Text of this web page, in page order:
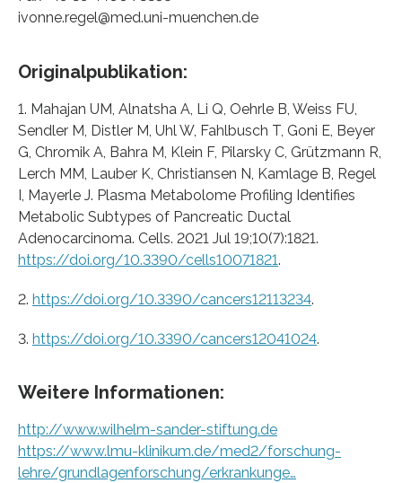
ivonne.regel@med.uni-muenchen.de
Originalpublikation:
1. Mahajan UM, Alnatsha A, Li Q, Oehrle B, Weiss FU,
Sendler M, Distler M, Uhl W, Fahlbusch T, Goni E, Beyer
G, Chromik A, Bahra M, Klein F, Pilarsky C, Grützmann R,
Lerch MM, Lauber K, Christiansen N, Kamlage B, Regel
I, Mayerle J. Plasma Metabolome Profiling Identifies
Metabolic Subtypes of Pancreatic Ductal
Adenocarcinoma. Cells. 2021 Jul 19;10(7):1821.
https://doi.org/10.3390/cells10071821.
2. https://doi.org/10.3390/cancers12113234.
3. https://doi.org/10.3390/cancers12041024.
Weitere Informationen:
http://www.wilhelm-sander-stiftung.de
https://www.lmu-klinikum.de/med2/forschung-
lehre/grundlagenforschung/erkrankunge…